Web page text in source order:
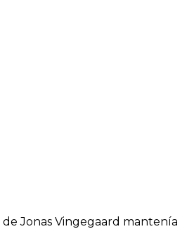
Jonas Vingegaard mantenía